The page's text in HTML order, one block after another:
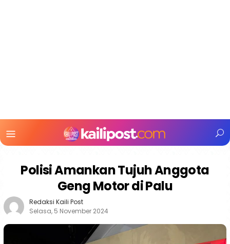
Mobile
Polisi Amankan Tujuh Anggota
Geng Motor di Palu
Redaksi Kaili Post
Selasa, 5 November 2024